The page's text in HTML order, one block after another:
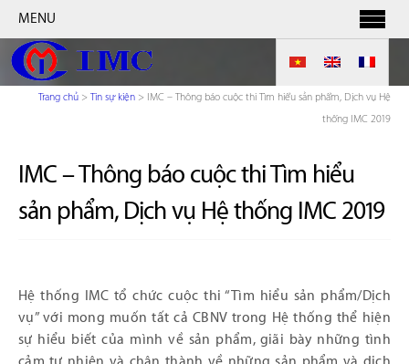
MENU
Trang chủ > Tin sự kiện > IMC – Thông báo cuộc thi Tìm hiểu sản phẩm, Dịch vụ Hệ
thống IMC 2019
IMC – Thông báo cuộc thi Tìm hiểu
sản phẩm, Dịch vụ Hệ thống IMC 2019
Hệ thống IMC tổ chức cuộc thi “Tìm hiểu sản phẩm/Dịch
vụ” với mong muốn tất cả CBNV trong Hệ thống thể hiện
sự hiểu biết của mình về sản phẩm, giãi bày những tình